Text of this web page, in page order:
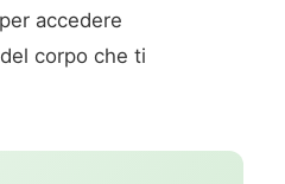
accedere
corpo che ti